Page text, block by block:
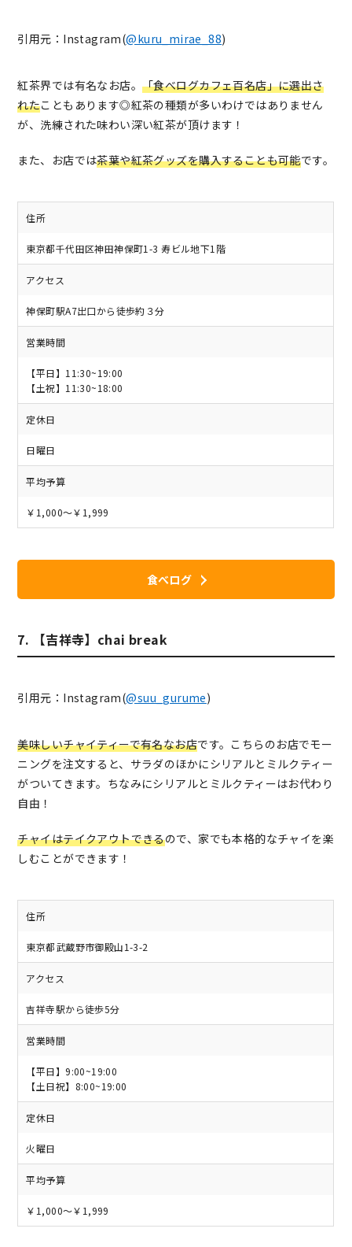
引用元：Instagram(@kuru_mirae_88)
紅茶界では有名なお店。「食べログカフェ百名店」に選出さ
れたこともあります◎紅茶の種類が多いわけではありません
が、洗練された味わい深い紅茶が頂けます！
また、お店では茶葉や紅茶グッズを購入することも可能です。
住所
東京都千代田区神田神保町1-3 寿ビル地下1階
アクセス
神保町駅A7出口から徒歩約３分
営業時間
【平日】11:30~19:00
【土祝】11:30~18:00
定休日
日曜日
平均予算
￥1,000～￥1,999
食べログ
7. 【吉祥寺】chai break
引用元：Instagram(@suu_gurume)
美味しいチャイティーで有名なお店です。こちらのお店でモー
ニングを注文すると、サラダのほかにシリアルとミルクティー
がついてきます。ちなみにシリアルとミルクティーはお代わり
自由！
チャイはテイクアウトできるので、家でも本格的なチャイを楽
しむことができます！
住所
東京都武蔵野市御殿山1-3-2
アクセス
吉祥寺駅から徒歩5分
営業時間
【平日】9:00~19:00
【土日祝】8:00~19:00
定休日
火曜日
平均予算
￥1,000～￥1,999